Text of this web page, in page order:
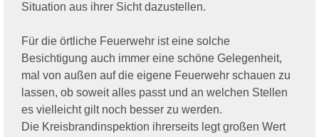
Situation aus ihrer Sicht dazustellen.
Für die örtliche Feuerwehr ist eine solche
Besichtigung auch immer eine schöne Gelegenheit,
mal von außen auf die eigene Feuerwehr schauen zu
lassen, ob soweit alles passt und an welchen Stellen
es vielleicht gilt noch besser zu werden.
Die Kreisbrandinspektion ihrerseits legt großen Wert